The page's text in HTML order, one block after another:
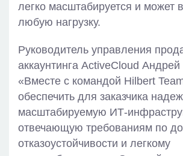
легко масштабируется и может
любую нагрузку.
Руководитель управления
аккаунтинга ActiveCloud
«Вместе с командой Hilbert
обеспечить для заказчика
масштабируемую ИТ-
отвечающую требованиям по
отказоустойчивости и легкому